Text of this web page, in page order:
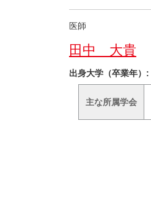
医師
田中 大貴
出身大学（卒業年）:
主な所属学会